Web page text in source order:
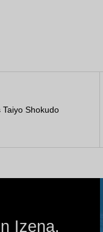
Shokudo
Izena.